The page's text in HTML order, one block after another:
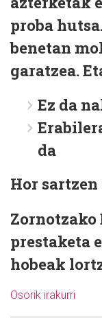
proba hutsa
benetan
garatzea.
Ez da
da
Hor
prestaketa
hobeak
Osorik irakurri